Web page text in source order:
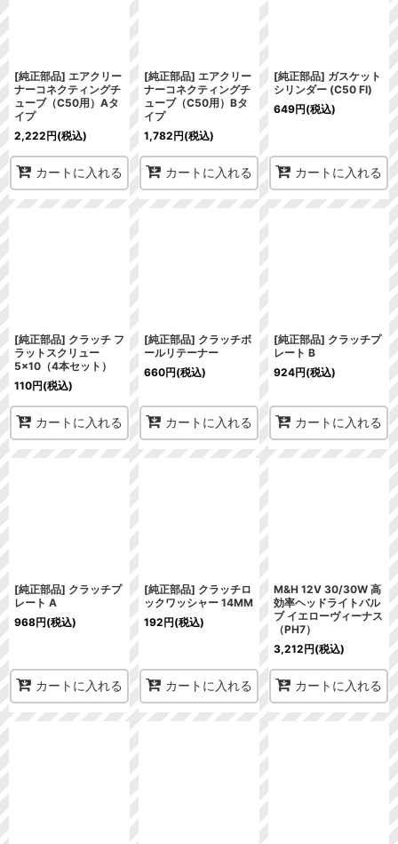
[純正部品] エアクリー
ナーコネクティングチ
ューブ（C50用）Aタ
イプ
2,222円(税込)
カートに入れる
[純正部品] エアクリー
ナーコネクティングチ
ューブ（C50用）Bタ
イプ
1,782円(税込)
カートに入れる
[純正部品] ガスケット
シリンダー (C50 FI)
649円(税込)
カートに入れる
[純正部品] クラッチ フ
ラットスクリュー
5×10（4本セット）
110円(税込)
カートに入れる
[純正部品] クラッチボ
ールリテーナー
660円(税込)
カートに入れる
[純正部品] クラッチプ
レート B
924円(税込)
カートに入れる
[純正部品] クラッチプ
レート A
968円(税込)
カートに入れる
[純正部品] クラッチロ
ックワッシャー 14MM
192円(税込)
カートに入れる
M&H 12V 30/30W 高
効率ヘッドライトバル
ブ イエローヴィーナス
（PH7）
3,212円(税込)
カートに入れる